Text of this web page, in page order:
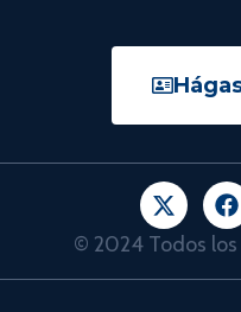
© 2024 Todos